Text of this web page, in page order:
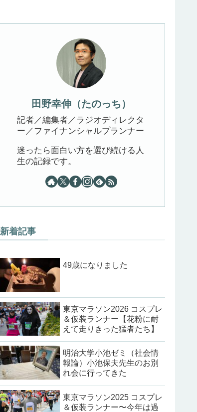
田野幸伸（たのっち）
記者／編集者／ラジオディレクタ
ー／ファイナンシャルプランナー
迷ったら面白い方を選び続ける人
生の記録です。
新着記事
49歳になりました
東京マラソン2026 コスプレ
＆仮装ランナー【花粉に耐
えて走りきった猛者たち】
明治大学小池ゼミ（社会情
報論）小池保夫先生のお別
れ会に行ってきた
東京マラソン2025 コスプレ
＆仮装ランナー〜今年は過